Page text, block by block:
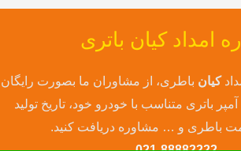
امداد کیان باتری
کیان باطری، از مشاوران ما بصورت رایگان
باتری متناسب با خودرو خود، تاریخ تولید
باطری و … مشاوره دریافت کنید.